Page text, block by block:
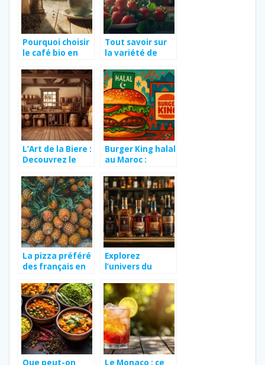
Pourquoi choisir
le café bio en
dégustation
authentique et
responsable
Tout savoir sur
la variété de
et ses réactions
allergiques
potentielles
L’Art de la Biere :
Decouvrez le
Fabrication Bio
chez Biocoop
Lagarde
Burger King halal
au Maroc :
5 alternatives
street‑food
maison
La pizza préféré
des français en
Explorez
l’univers du
guide des
meilleures
variétés